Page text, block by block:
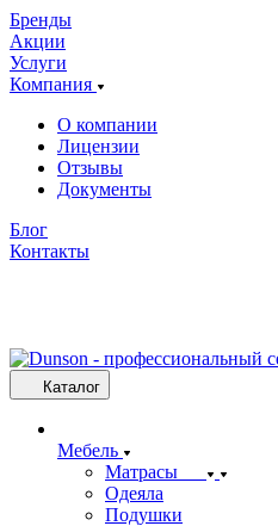
Бренды
Акции
Услуги
Компания
О компании
Лицензии
Отзывы
Документы
Блог
Контакты
Каталог
Мебель
Матрасы
Одеяла
Подушки